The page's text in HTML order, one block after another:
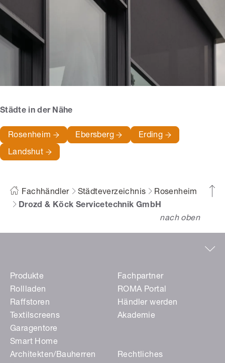
Städte in der Nähe
Rosenheim Ebersberg Erding
Landshut
Fachhändler Städteverzeichnis
Rosenheim
Drozd & Köck Servicetechnik GmbH
nach oben
Produkte
Rollladen
Raffstoren
Textilscreens
Garagentore
Smart Home
Fachpartner
ROMA Portal
Händler werden
Akademie
Architekten/Bauherren
Rechtliches